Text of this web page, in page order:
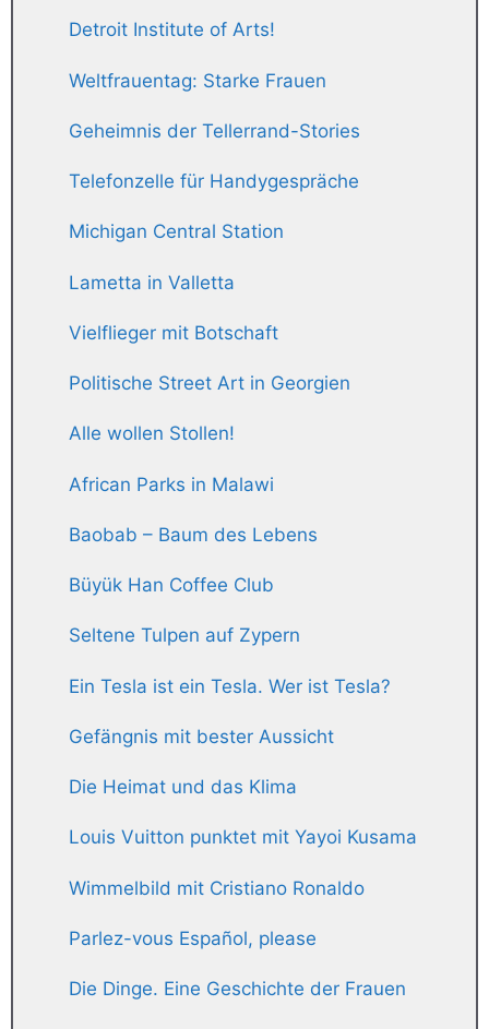
Detroit Institute of Arts!
Weltfrauentag: Starke Frauen
Geheimnis der Tellerrand-Stories
Telefonzelle für Handygespräche
Michigan Central Station
Lametta in Valletta
Vielflieger mit Botschaft
Politische Street Art in Georgien
Alle wollen Stollen!
African Parks in Malawi
Baobab – Baum des Lebens
Büyük Han Coffee Club
Seltene Tulpen auf Zypern
Ein Tesla ist ein Tesla. Wer ist Tesla?
Gefängnis mit bester Aussicht
Die Heimat und das Klima
Louis Vuitton punktet mit Yayoi Kusama
Wimmelbild mit Cristiano Ronaldo
Parlez-vous Español, please
Die Dinge. Eine Geschichte der Frauen